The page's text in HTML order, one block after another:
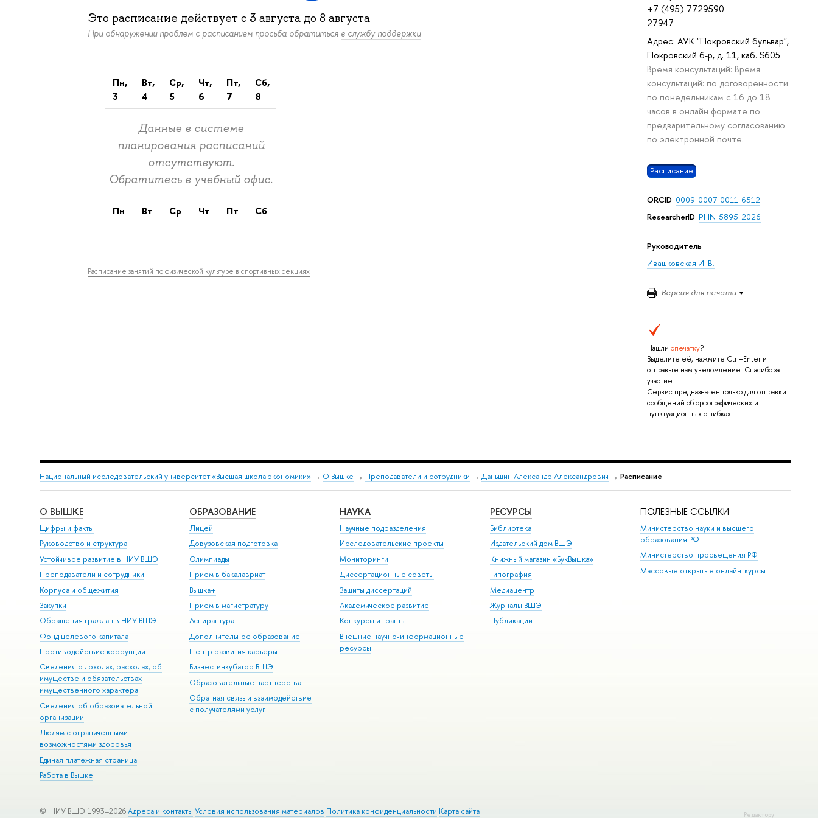
+7 (495) 7729590
27947
Адрес: АУК "Покровский бульвар",
Покровский б-р, д. 11, каб. S605
Время консультаций: Время
консультаций: по договоренности
по понедельникам с 16 до 18
часов в онлайн формате по
предварительному согласованию
по электронной почте.
Расписание
ORCID: 0009-0007-0011-6512
ResearcherID: PHN-5895-2026
Руководитель
Ивашковская И. В.
Версия для печати
Нашли опечатку?
Выделите её, нажмите Ctrl+Enter и
отправьте нам уведомление. Спасибо за
участие!
Сервис предназначен только для отправки
сообщений об орфографических и
пунктуационных ошибках.
Это расписание действует c 3 августа до8 августа
При обнаружении проблем с расписанием просьба обратиться в службу поддержки
пн,
3
вт,
4
ср,
5
чт,
6
пт,
7
сб,
8
Данные в системе
планирования расписаний
отсутствуют.
Обратитесь в учебный офис.
пн вт ср чт пт сб
Расписание занятий по физической культуре в спортивных секциях
Национальный исследовательский университет «Высшая школа экономики» → О Вышке → Преподаватели и сотрудники → Даньшин Александр Александрович → Расписание
О ВЫШКЕ
Цифры и факты
Руководство и структура
Устойчивое развитие в НИУ ВШЭ
Преподаватели и сотрудники
Корпуса и общежития
Закупки
Обращения граждан в НИУ ВШЭ
Фонд целевого капитала
Противодействие коррупции
Сведения о доходах, расходах, об
имуществе и обязательствах
имущественного характера
Сведения об образовательной
организации
Людям с ограниченными
возможностями здоровья
Единая платежная страница
Работа в Вышке
ОБРАЗОВАНИЕ
Лицей
Довузовская подготовка
Олимпиады
Прием в бакалавриат
Вышка+
Прием в магистратуру
Аспирантура
Дополнительное образование
Центр развития карьеры
Бизнес-инкубатор ВШЭ
Образовательные партнерства
Обратная связь и взаимодействие
с получателями услуг
НАУКА
Научные подразделения
Исследовательские проекты
Мониторинги
Диссертационные советы
Защиты диссертаций
Академическое развитие
Конкурсы и гранты
Внешние научно-информационные
ресурсы
РЕСУРСЫ
Библиотека
Издательский дом ВШЭ
Книжный магазин «БукВышка»
Типография
Медиацентр
Журналы ВШЭ
Публикации
ПОЛЕЗНЫЕ ССЫЛКИ
Министерство науки и высшего
образования РФ
Министерство просвещения РФ
Массовые открытые онлайн-курсы
Редактору
© НИУ ВШЭ 1993–2026 Адреса и контакты Условия использования материалов Политика конфиденциальности Карта сайта